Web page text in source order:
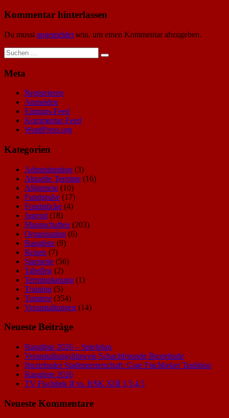
Kommentar hinterlassen
Du musst angemeldet sein, um einen Kommentar abzugeben.
Suchen
nach:
Suchen
Meta
Registrieren
Anmelden
Eintrags-Feed
Kommentar-Feed
WordPress.org
Kategorien
Administration (3)
Aktuelle Termine (16)
Allgemein (10)
Fundgrube (17)
Fundstücke (4)
Jugend (18)
Mannschaften (203)
Organisation (6)
Rangliste (9)
Reisen (7)
Startseite (56)
Tabellen (2)
Terminplanung (1)
Training (5)
Turniere (354)
Veranstaltungen (14)
Neueste Beiträge
Rangliste 2026 – Spielplan
Veranstaltungshinweis Schachfreunde Buxtehude
Buxtehuder Stadtmeisterschaft: Gute Fischbeker Tradition
Rangliste 2026
TV Fischbek II vs. HSK XIII 3,5:4,5
Neueste Kommentare